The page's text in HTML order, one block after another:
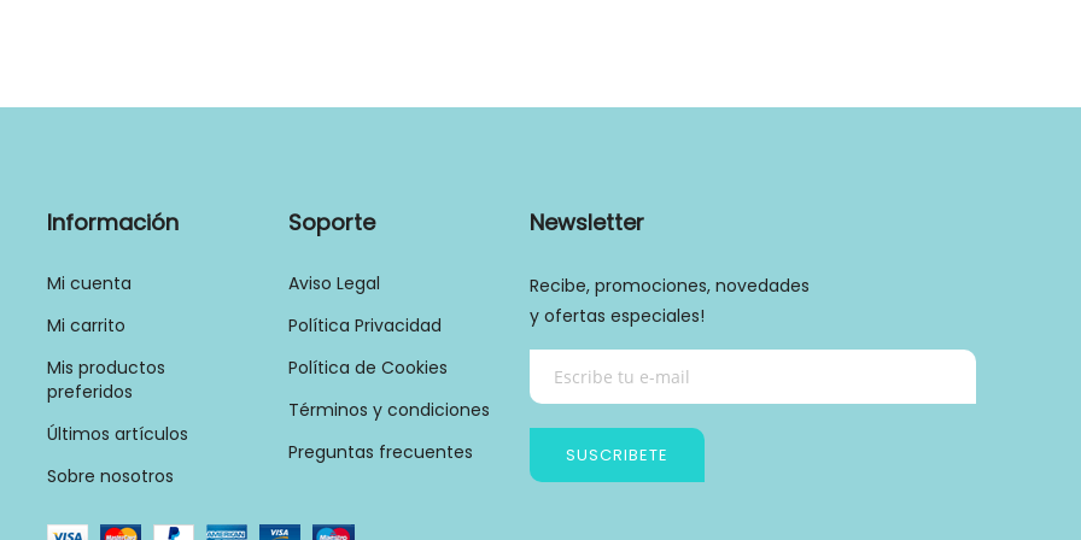
Información
Mi cuenta
Mi carrito
Mis productos
preferidos
Últimos artículos
Sobre nosotros
Soporte
Aviso Legal
Política Privacidad
Política de Cookies
Términos y condiciones
Preguntas frecuentes
Newsletter
Recibe, promociones, novedades
y ofertas especiales!
SUSCRIBETE
Política de privacidad